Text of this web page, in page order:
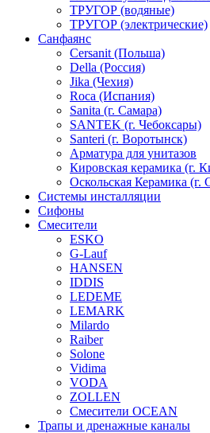
ТРУГОР (водяные)
ТРУГОР (электрические)
Санфаянс
Cersanit (Польша)
Della (Россия)
Jika (Чехия)
Roca (Испания)
Sanita (г. Самара)
SANTEK (г. Чебоксары)
Santeri (г. Воротынск)
Арматура для унитазов
Кировская керамика (г.
Оскольская Керамика (г.
Системы инсталляции
Сифоны
Смесители
ESKO
G-Lauf
HANSEN
IDDIS
LEDEME
LEMARK
Milardo
Raiber
Solone
Vidima
VODA
ZOLLEN
Смесители OCEAN
Трапы и дренажные каналы